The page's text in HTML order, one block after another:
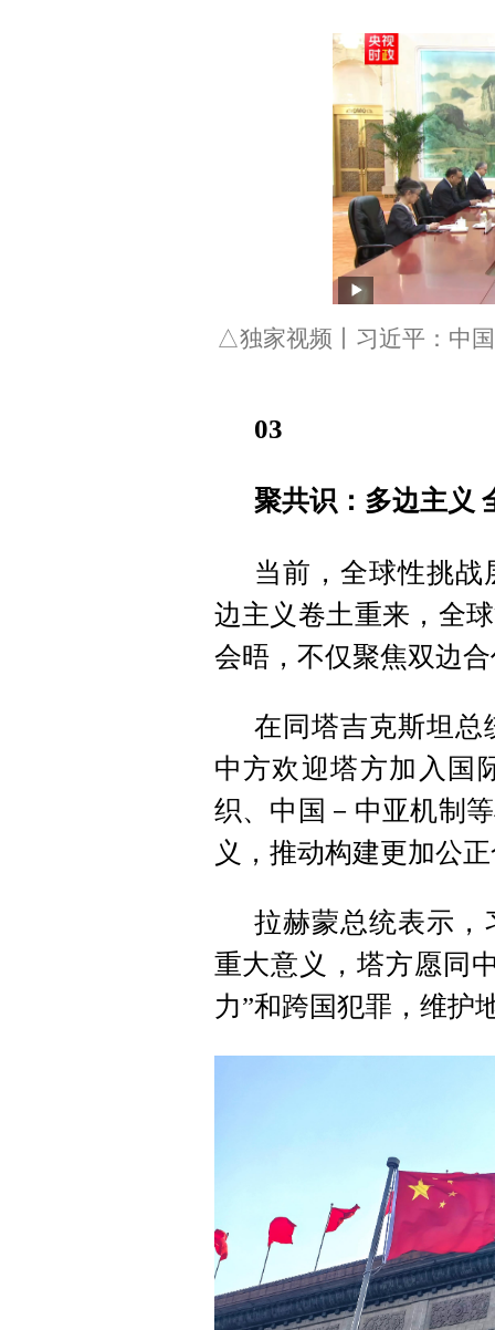
△独家视频丨习近平：中
03
聚共识：多边主义
当前，全球性挑
边主义卷土重来，全
会晤，不仅聚焦双边
在同塔吉克斯坦总
中方欢迎塔方加入国
织、中国－中亚机制
义，推动构建更加公
拉赫蒙总统表示，
重大意义，塔方愿同
力”和跨国犯罪，维护